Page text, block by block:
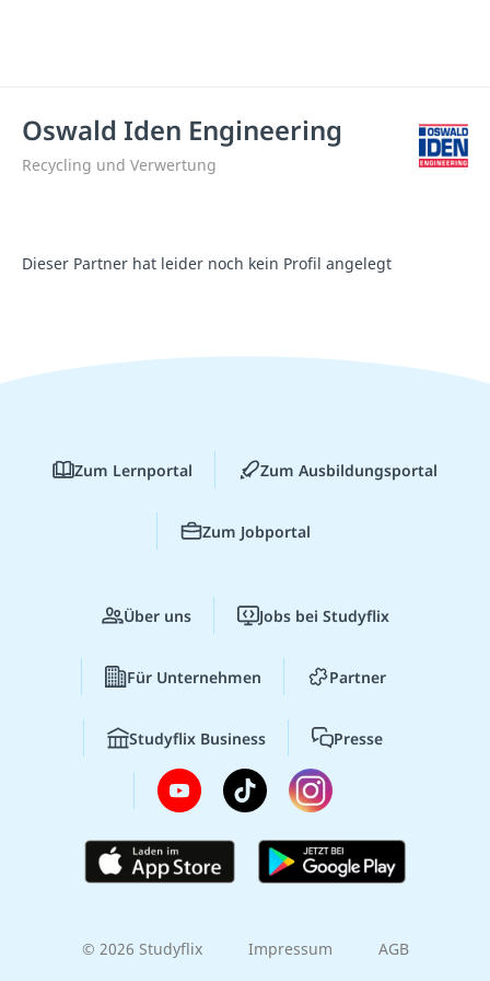
Oswald Iden Engineering
Recycling und Verwertung
Dieser Partner hat leider noch kein Profil angelegt
Zum Lernportal Zum Ausbildungsportal
Zum Jobportal
Über uns Jobs bei Studyflix
Für Unternehmen Partner
Studyflix Business Presse
© 2026 Studyflix Impressum AGB